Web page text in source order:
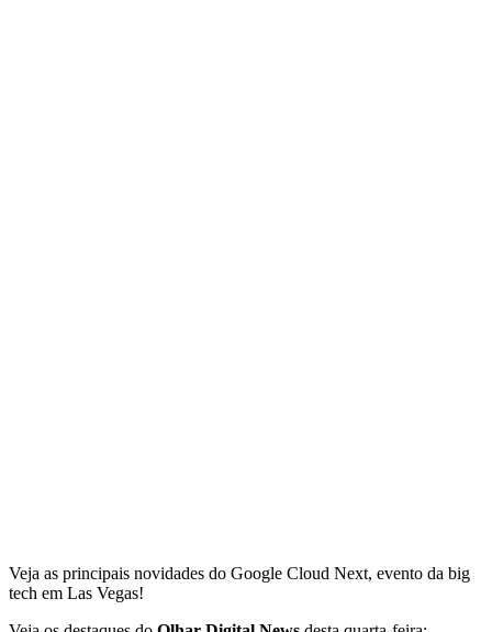
Veja as principais novidades do Google Cloud Next, evento da big
tech em Las Vegas!